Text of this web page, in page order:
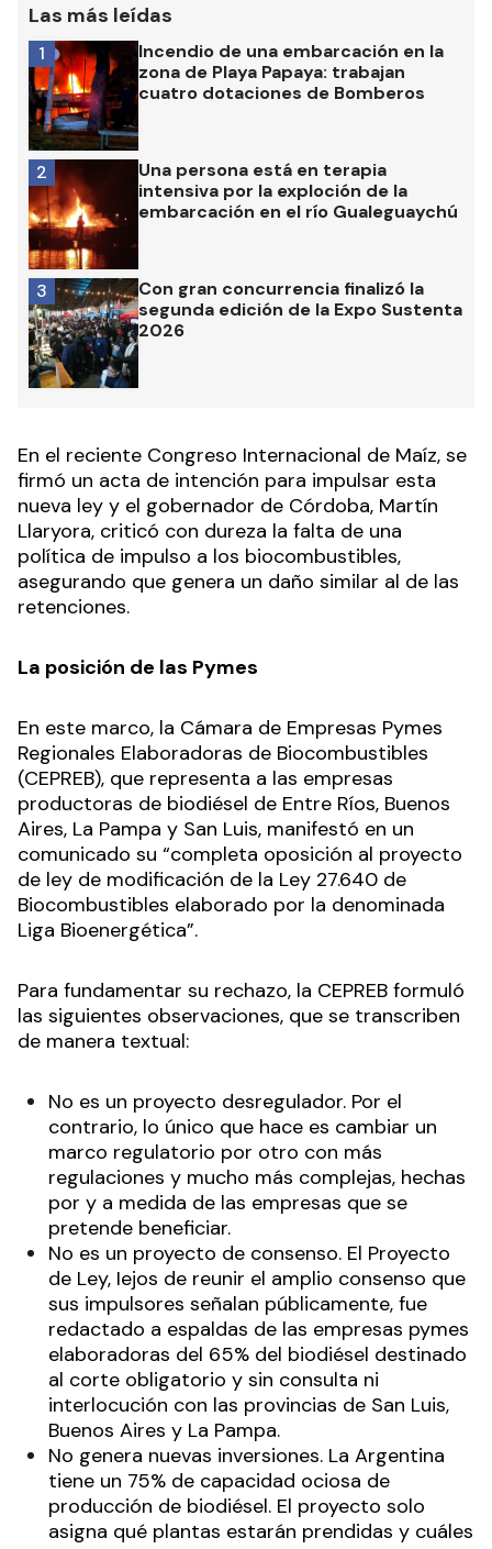
Las más leídas
Incendio de una embarcación en la
zona de Playa Papaya: trabajan
cuatro dotaciones de Bomberos
1
Una persona está en terapia
intensiva por la exploción de la
embarcación en el río Gualeguaychú
2
Con gran concurrencia finalizó la
segunda edición de la Expo Sustenta
2026
3
En el reciente Congreso Internacional de Maíz, se
firmó un acta de intención para impulsar esta
nueva ley y el gobernador de Córdoba, Martín
Llaryora, criticó con dureza la falta de una
política de impulso a los biocombustibles,
asegurando que genera un daño similar al de las
retenciones.
La posición de las Pymes
En este marco, la Cámara de Empresas Pymes
Regionales Elaboradoras de Biocombustibles
(CEPREB), que representa a las empresas
productoras de biodiésel de Entre Ríos, Buenos
Aires, La Pampa y San Luis, manifestó en un
comunicado su “completa oposición al proyecto
de ley de modificación de la Ley 27.640 de
Biocombustibles elaborado por la denominada
Liga Bioenergética”.
Para fundamentar su rechazo, la CEPREB formuló
las siguientes observaciones, que se transcriben
de manera textual:
No es un proyecto desregulador. Por el
contrario, lo único que hace es cambiar un
marco regulatorio por otro con más
regulaciones y mucho más complejas, hechas
por y a medida de las empresas que se
pretende beneficiar.
No es un proyecto de consenso. El Proyecto
de Ley, Iejos de reunir el amplio consenso que
sus impulsores señalan públicamente, fue
redactado a espaldas de las empresas pymes
elaboradoras del 65% del biodiésel destinado
al corte obligatorio y sin consulta ni
interlocución con las provincias de San Luis,
Buenos Aires y La Pampa.
No genera nuevas inversiones. La Argentina
tiene un 75% de capacidad ociosa de
producción de biodiésel. El proyecto solo
asigna qué plantas estarán prendidas y cuáles